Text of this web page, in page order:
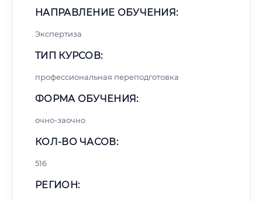
НАПРАВЛЕНИЕ ОБУЧЕНИЯ:
Экспертиза
ТИП КУРСОВ:
профессиональная переподготовка
ФОРМА ОБУЧЕНИЯ:
очно-заочно
КОЛ-ВО ЧАСОВ:
516
РЕГИОН: